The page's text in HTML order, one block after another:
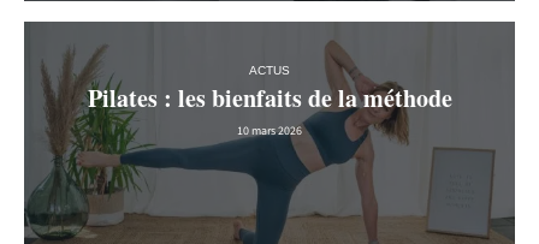
ACTUS
Pilates : les bienfaits de la méthode
10 mars 2026